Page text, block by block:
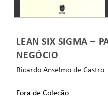
LEAN SIX SIGMA –
NEGÓCIO
Ricardo Anselmo de Castro
Fora de Colecão